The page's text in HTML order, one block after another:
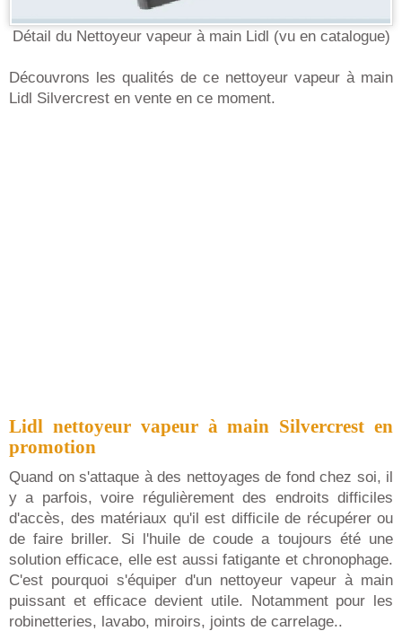
Détail du Nettoyeur vapeur à main Lidl (vu en catalogue)
Découvrons les qualités de ce nettoyeur vapeur à main
Lidl Silvercrest en vente en ce moment.
Lidl nettoyeur vapeur à main Silvercrest en
promotion
Quand on s'attaque à des nettoyages de fond chez soi, il
y a parfois, voire régulièrement des endroits difficiles
d'accès, des matériaux qu'il est difficile de récupérer ou
de faire briller. Si l'huile de coude a toujours été une
solution efficace, elle est aussi fatigante et chronophage.
C'est pourquoi s'équiper d'un nettoyeur vapeur à main
puissant et efficace devient utile. Notamment pour les
robinetteries, lavabo, miroirs, joints de carrelage..